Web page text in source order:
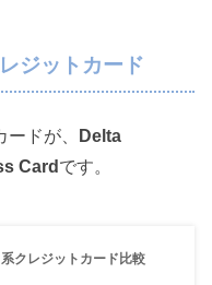
ジットカード
ドが、
Delta
Card です。
クレジットカード比較